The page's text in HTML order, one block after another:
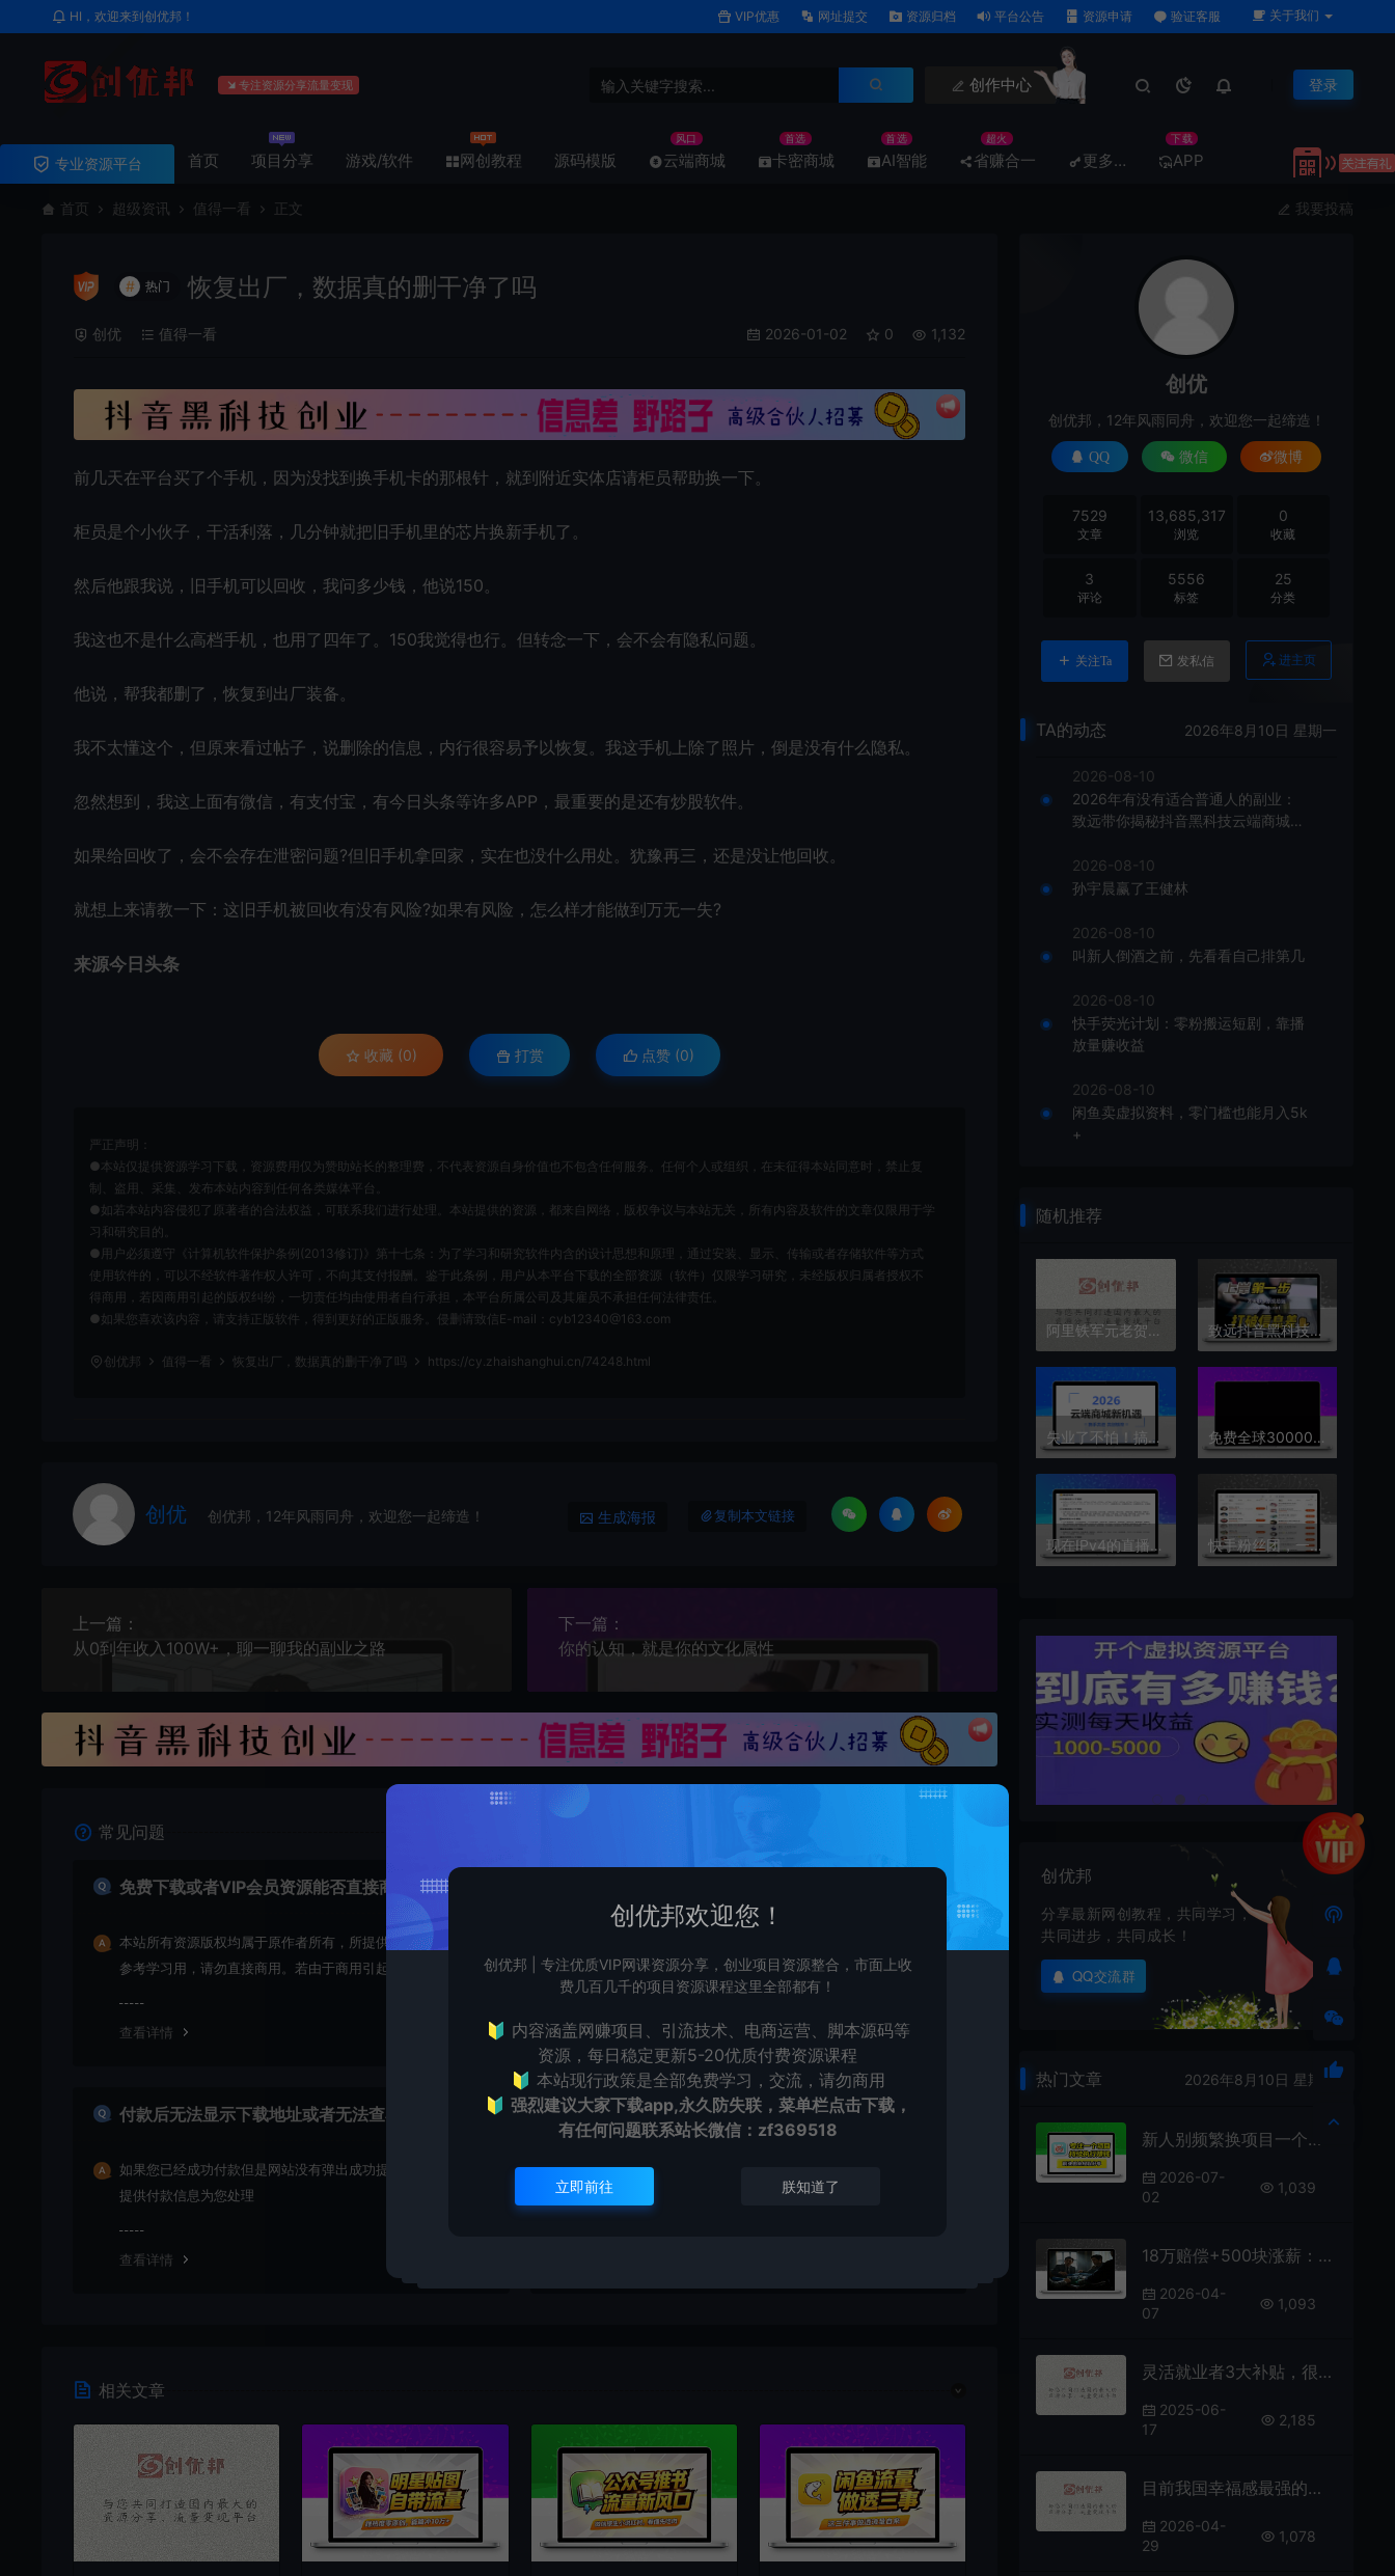
HI，欢迎来到创优邦！ VIP优惠 网址提交 资源归档 平台公告 资源申请 验证客服 关于我们
专注资源分享流量变现 创作中心 登录
专业资源平台 首页 项目分享 游戏/软件 网创教程 源码模版 云端商城
风口
卡密商城
首选
AI智能
首选
省赚合一
超火
更多… APP
下载
首页 超级资讯 值得一看 正文 我要投稿
# 热门 恢复出厂，数据真的删干净了吗
创优 值得一看 2026-01-02 0 1,132
前几天在平台买了个手机，因为没找到换手机卡的那根针，就到附近实体店请柜员帮助换一下。
柜员是个小伙子，干活利落，几分钟就把旧手机里的芯片换新手机了。
然后他跟我说，旧手机可以回收，我问多少钱，他说150。
我这也不是什么高档手机，也用了四年了。150我觉得也行。但转念一下，会不会有隐私问题。
他说，帮我都删了，恢复到出厂装备。
我不太懂这个，但原来看过帖子，说删除的信息，内行很容易予以恢复。我这手机上除了照片，倒是没有什么隐私。
忽然想到，我这上面有微信，有支付宝，有今日头条等许多APP，最重要的是还有炒股软件。
如果给回收了，会不会存在泄密问题?但旧手机拿回家，实在也没什么用处。犹豫再三，还是没让他回收。
就想上来请教一下：这旧手机被回收有没有风险?如果有风险，怎么样才能做到万无一失?
来源今日头条
收藏 (0) 打赏 点赞 (0)
严正声明：
●本站仅提供资源学习下载，资源费用仅为赞助站长的整理费，不代表资源自身价值也不包含任何服务。任何个人或组织，在未征得本站同意时，禁止复
制、盗用、采集、发布本站内容到任何各类媒体平台。
●如若本站内容侵犯了原著者的合法权益，可联系我们进行处理。本站提供的资源，都来自网络，版权争议与本站无关，所有内容及软件的文章仅限用于学
习和研究目的。
●用户必须遵守《计算机软件保护条例(2013修订)》第十七条：为了学习和研究软件内含的设计思想和原理，通过安装、显示、传输或者存储软件等方式
使用软件的，可以不经软件著作权人许可，不向其支付报酬。鉴于此条例，用户从本平台下载的全部资源（软件）仅限学习研究，未经版权归属者授权不
得商用，若因商用引起的版权纠纷，一切责任均由使用者自行承担，本平台所属公司及其雇员不承担任何法律责任。
●如果您喜欢该内容，请支持正版软件，得到更好的正版服务。侵删请致信E-mail：cyb12340@163.com
创优邦 值得一看 恢复出厂，数据真的删干净了吗 https://cy.zhaishanghui.cn/74248.html
创优 创优邦，12年风雨同舟，欢迎您一起缔造！ 生成海报 复制本文链接
上一篇：
从0到年收入100W+，聊一聊我的副业之路
下一篇：
你的认知，就是你的文化属性
常见问题
免费下载或者VIP会员资源能否直接商用？
本站所有资源版权均属于原作者所有，所提供资源均只能用于
参考学习用，请勿直接商用。若由于商用引起版权纠纷，一切
查看详情
容量，若小于网盘提示的容量则是这个原因。这是浏览器下载
的bug！如确认无误，可以联系在线客服。
查看详情
付款后无法显示下载地址或者无法查看内容？
如果您已经成功付款但是网站没有弹出成功提示，请联系站长
提供付款信息为您处理
查看详情
购买该资源后，可以退款吗？
资源属于虚拟商品，具有可复制性，可传播性，一旦授予，不
接受任何形式的退款、换货要求。请您在购买获取之前确认好
相关文章
创优
创优邦，12年风雨同舟，欢迎您一起缔造！
QQ 微信 微博
7529
文章
13,685,317
浏览
0
收藏
3
评论
5556
标签
25
分类
关注Ta 发私信 进主页
TA的动态 2026年8月10日 星期一
2026-08-10
2026年有没有适合普通人的副业：
致远带你揭秘抖音黑科技云端商城软
2026-08-10
孙宇晨赢了王健林
2026-08-10
叫新人倒酒之前，先看看自己排第几
2026-08-10
快手荧光计划：零粉搬运短剧，靠播
放量赚收益
2026-08-10
闲鱼卖虚拟资料，零门槛也能月入5k
+
随机推荐
阿里铁军元老贺学友独家揭秘：提升企业人效的三个核心关键 致远抖音黑科技月入10万必学课程，云端商城挂铁涨粉点赞软件免费体验招募合伙人！
失业了不怕！搞副业首选抖音黑科技云端商城，兵马俑挂铁小红书粉丝快手涨粉 免费全球30000个广播电台在线收听
现在IPv4的直播源挂的很快 推荐一个使用IPv6的直播源仓库 快手粉丝团，一天引流多少你说了算
创优邦
分享最新网创教程，共同学习，
共同进步，共同成长！
QQ交流群
热门文章 2026年8月10日 星期一
新人别频繁换项目一个项目坚持做几年，效果都不错。
2026-07-
02
1,039
18万赔偿+500块涨薪：一场精准的“驯化”
2026-04-
07
1,093
灵活就业者3大补贴，很多人都不知道能领这么多！
2025-06-
17
2,185
目前我国幸福感最强的十种职业
2026-04-
29
1,078
创优邦欢迎您！
创优邦 | 专注优质VIP网课资源分享，创业项目资源整合，市面上收
费几百几千的项目资源课程这里全部都有！
🔰 内容涵盖网赚项目、引流技术、电商运营、脚本源码等
资源，每日稳定更新5-20优质付费资源课程
🔰 本站现行政策是全部免费学习，交流，请勿商用
🔰 强烈建议大家下载app,永久防失联，菜单栏点击下载，
有任何问题联系站长微信：zf369518
立即前往 朕知道了